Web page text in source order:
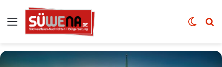
Auswahl Skin